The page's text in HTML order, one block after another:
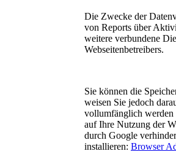
Die Zwecke der
von Reports über
weitere verbundene
Webseitenbetreibers.
Sie können die
weisen Sie jedoch
vollumfänglich werden
auf Ihre Nutzung der
durch Google
installieren: Browser